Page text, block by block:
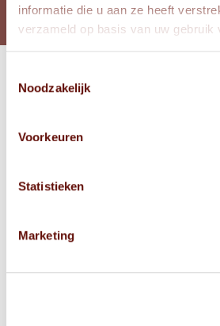
informatie die u aan ze heeft
verzameld op basis van uw gebruik
Noodzakelijk
Voorkeuren
Statistieken
Marketing